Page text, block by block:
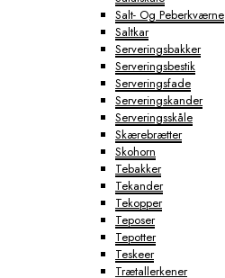
Salt- Og Peberkværne
Saltkar
Serveringsbakker
Serveringsbestik
Serveringsfade
Serveringskander
Serveringsskåle
Skærebrætter
Skohorn
Tebakker
Tekander
Tekopper
Teposer
Tepotter
Teskeer
Trætallerkener